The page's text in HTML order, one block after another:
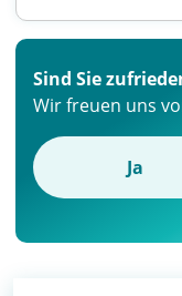
Sind Sie
Wir freuen uns
Ja